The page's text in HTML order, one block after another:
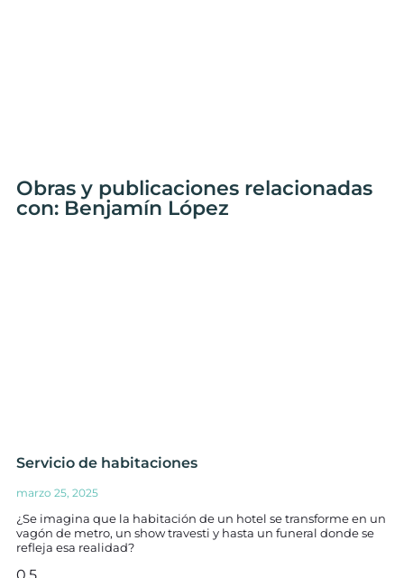
Obras y publicaciones relacionadas
con: Benjamín López
Servicio de habitaciones
marzo 25, 2025
¿Se imagina que la habitación de un hotel se transforme en un
vagón de metro, un show travesti y hasta un funeral donde se
refleja esa realidad?